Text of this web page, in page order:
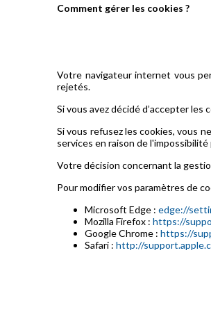
Comment gérer les cookies ?
Votre navigateur internet vous
rejetés.
Si vous avez décidé d’accepter
Si vous refusez les cookies, vous
services en raison de
Votre décision concernant la
Pour modifier vos paramètres de
Microsoft Edge : edge://
Mozilla Firefox : https://
Google Chrome : https://
Safari : http://